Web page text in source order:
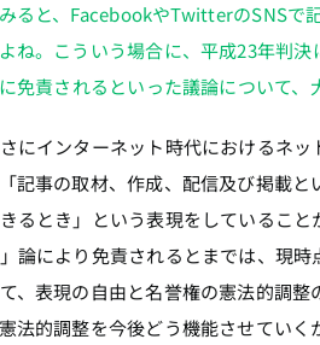
ると、FacebookやTwitterのSNSで
ね。こういう場合に、平成23年判
免責されるといった議論について、
にインターネット時代におけるネ
記事の取材、作成、配信及び掲載
るとき」という表現をしているこ
論により免責されるとまでは、現
、表現の自由と名誉権の憲法的調
法的調整を今後どう機能させていく